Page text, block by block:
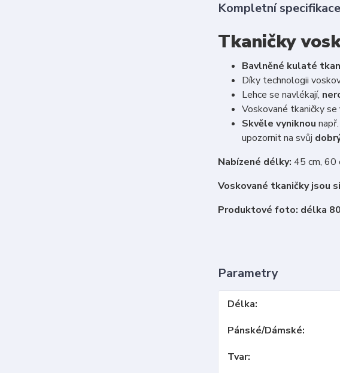
Kompletní specifikace
Tkaničky
Bavlněné kulaté
Díky technologii
Lehce se navlékají,
Voskované tkaničky se
Skvěle vyniknou
upozornit na svůj
Nabízené délky: 45 cm, 60
Voskované tkaničky jsou
Produktové foto: délka
Parametry
Délka
Pánské/Dámské
Tvar